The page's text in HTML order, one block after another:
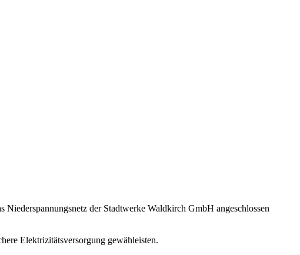
der Stadtwerke Waldkirch GmbH angeschlossen
Elektrizitätsversorgung gewähleisten.